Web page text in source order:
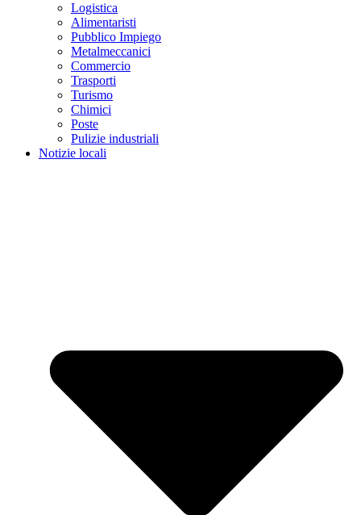
Logistica
Alimentaristi
Pubblico Impiego
Metalmeccanici
Commercio
Trasporti
Turismo
Chimici
Poste
Pulizie industriali
Notizie locali